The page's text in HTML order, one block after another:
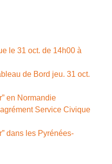
le 31 oct. de 14h00 à
de Bord jeu. 31 oct.
en Normandie
Service Civique
dans les Pyrénées-